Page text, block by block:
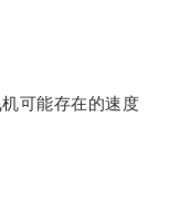
可能存在的速度